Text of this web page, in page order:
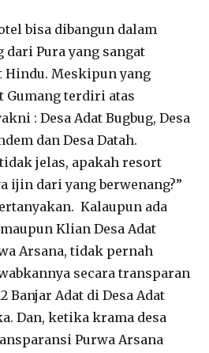
bisa dibangun dalam
Pura yang sangat
Hindu. Meskipun yang
Gumang terdiri atas
: Desa Adat Bugbug, Desa
dan Desa Datah.
jelas, apakah resort
ijin dari yang berwenang?”
Kalaupun ada
Klian Desa Adat
Arsana, tidak pernah
secara transparan
Banjar Adat di Desa Adat
Dan, ketika krama desa
Purwa Arsana